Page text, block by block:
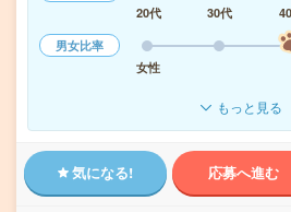
20代
30代
男女比率
女性
もっと見る
気になる! 応募へ進む